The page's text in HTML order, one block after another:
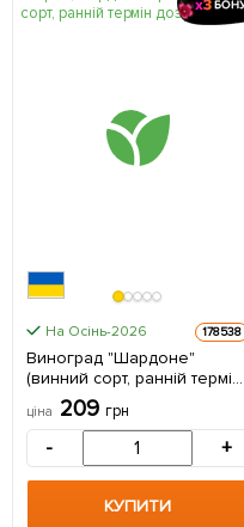
На Осінь-2026 178538
Виноград "Шардоне"
(винний сорт, ранній термін
дозрівання) 1 саджанець в
упаковці
ціна 209 грн
- +
КУПИТИ